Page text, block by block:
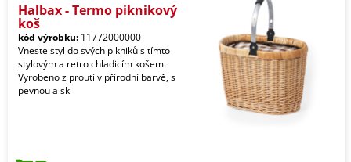
Halbax - Termo piknikový
koš
kód výrobku: 11772000000
Vneste styl do svých pikniků s tímto
stylovým a retro chladicím košem.
Vyrobeno z proutí v přírodní barvě, s
pevnou a sk